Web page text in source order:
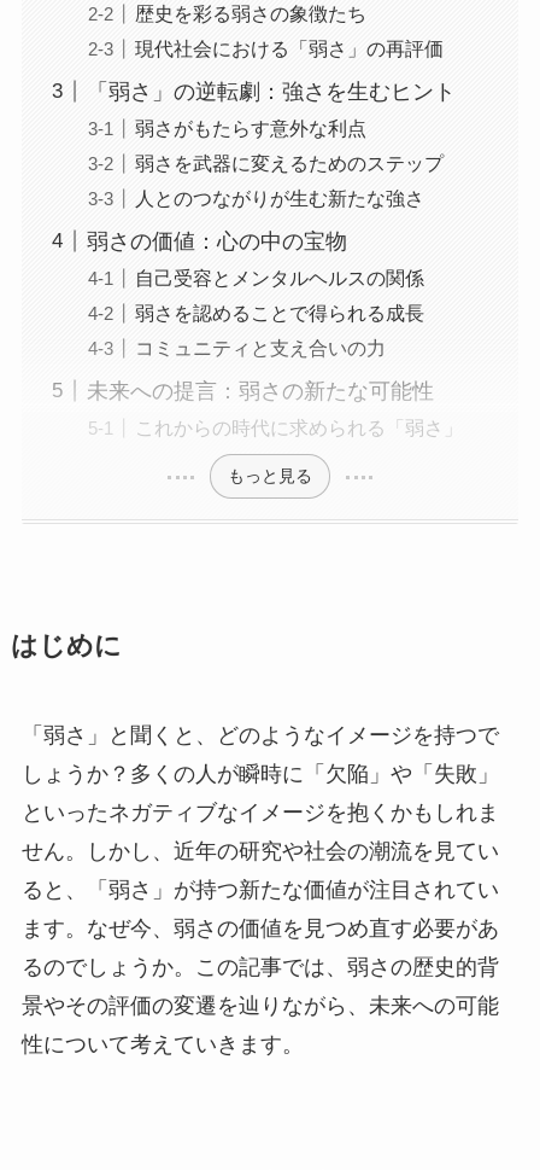
歴史を彩る弱さの象徴たち
現代社会における「弱さ」の再評価
「弱さ」の逆転劇：強さを生むヒント
弱さがもたらす意外な利点
弱さを武器に変えるためのステップ
人とのつながりが生む新たな強さ
弱さの価値：心の中の宝物
自己受容とメンタルヘルスの関係
弱さを認めることで得られる成長
コミュニティと支え合いの力
未来への提言：弱さの新たな可能性
これからの時代に求められる「弱さ」
もっと見る
はじめに
「弱さ」と聞くと、どのようなイメージを持つで
しょうか？多くの人が瞬時に「欠陥」や「失敗」
といったネガティブなイメージを抱くかもしれま
せん。しかし、近年の研究や社会の潮流を見てい
ると、「弱さ」が持つ新たな価値が注目されてい
ます。なぜ今、弱さの価値を見つめ直す必要があ
るのでしょうか。この記事では、弱さの歴史的背
景やその評価の変遷を辿りながら、未来への可能
性について考えていきます。